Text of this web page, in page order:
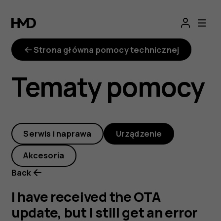
have
received
the
OTA
update,
but
Strona główna pomocy technicznej
Tematy pomocy
Serwis i naprawa Urządzenie
Akcesoria
Back
I have received the OTA
update, but I still get an error